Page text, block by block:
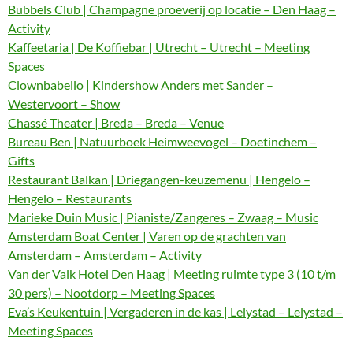
Bubbels Club | Champagne proeverij op locatie – Den Haag –
Activity
Kaffeetaria | De Koffiebar | Utrecht – Utrecht – Meeting
Spaces
Clownbabello | Kindershow Anders met Sander –
Westervoort – Show
Chassé Theater | Breda – Breda – Venue
Bureau Ben | Natuurboek Heimweevogel – Doetinchem –
Gifts
Restaurant Balkan | Driegangen-keuzemenu | Hengelo –
Hengelo – Restaurants
Marieke Duin Music | Pianiste/Zangeres – Zwaag – Music
Amsterdam Boat Center | Varen op de grachten van
Amsterdam – Amsterdam – Activity
Van der Valk Hotel Den Haag | Meeting ruimte type 3 (10 t/m
30 pers) – Nootdorp – Meeting Spaces
Eva’s Keukentuin | Vergaderen in de kas | Lelystad – Lelystad –
Meeting Spaces